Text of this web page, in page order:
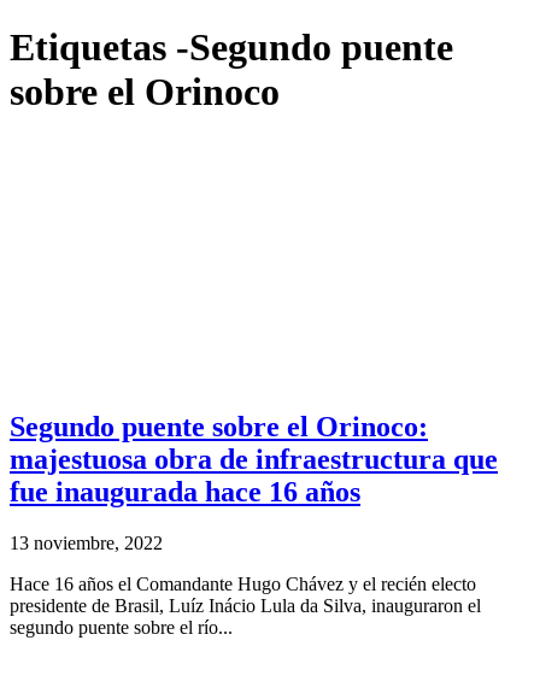
Etiquetas -Segundo puente
sobre el Orinoco
Segundo puente sobre el Orinoco:
majestuosa obra de infraestructura que
fue inaugurada hace 16 años
13 noviembre, 2022
Hace 16 años el Comandante Hugo Chávez y el recién electo
presidente de Brasil, Luíz Inácio Lula da Silva, inauguraron el
segundo puente sobre el río...